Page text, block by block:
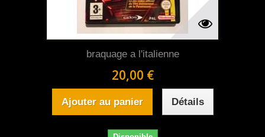
braquage a l'italienne
20,00 €
Ajouter au panier Détails